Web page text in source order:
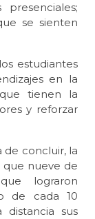
se sienten
estudiantes
en la
tienen la
y reforzar
de concluir, la
que nueve de
lograron
de cada 10
sus